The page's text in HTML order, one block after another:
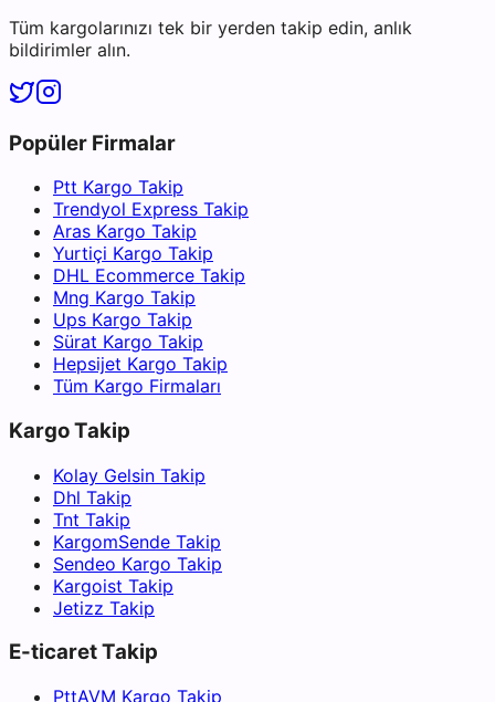
Tüm kargolarınızı tek bir yerden takip edin, anlık
bildirimler alın.
Popüler Firmalar
Ptt Kargo Takip
Trendyol Express Takip
Aras Kargo Takip
Yurtiçi Kargo Takip
DHL Ecommerce Takip
Mng Kargo Takip
Ups Kargo Takip
Sürat Kargo Takip
Hepsijet Kargo Takip
Tüm Kargo Firmaları
Kargo Takip
Kolay Gelsin Takip
Dhl Takip
Tnt Takip
KargomSende Takip
Sendeo Kargo Takip
Kargoist Takip
Jetizz Takip
E-ticaret Takip
PttAVM Kargo Takip